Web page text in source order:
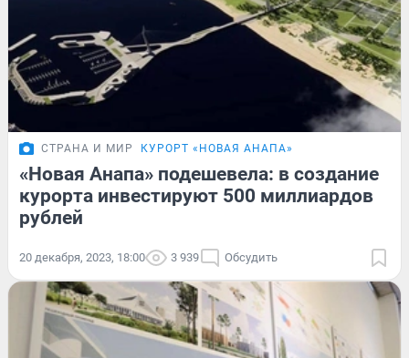
СТРАНА И МИР КУРОРТ «НОВАЯ АНАПА»
«Новая Анапа» подешевела: в создание
курорта инвестируют 500 миллиардов
рублей
20 декабря, 2023, 18:00 3 939 Обсудить